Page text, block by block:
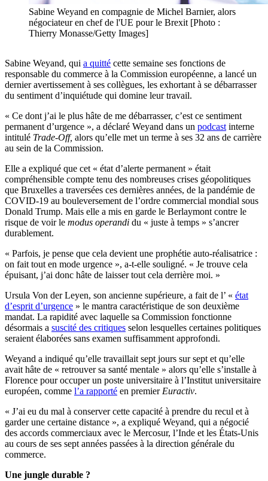
Sabine Weyand en compagnie de Michel Barnier, alors
négociateur en chef de l'UE pour le Brexit [Photo :
Thierry Monasse/Getty Images]
Sabine Weyand, qui a quitté cette semaine ses fonctions de
responsable du commerce à la Commission européenne, a lancé un
dernier avertissement à ses collègues, les exhortant à se débarrasser
du sentiment d’inquiétude qui domine leur travail.
« Ce dont j’ai le plus hâte de me débarrasser, c’est ce sentiment
permanent d’urgence », a déclaré Weyand dans un podcast interne
intitulé Trade-Off, alors qu’elle met un terme à ses 32 ans de carrière
au sein de la Commission.
Elle a expliqué que cet « état d’alerte permanent » était
compréhensible compte tenu des nombreuses crises géopolitiques
que Bruxelles a traversées ces dernières années, de la pandémie de
COVID-19 au bouleversement de l’ordre commercial mondial sous
Donald Trump. Mais elle a mis en garde le Berlaymont contre le
risque de voir le modus operandi du « juste à temps » s’ancrer
durablement.
« Parfois, je pense que cela devient une prophétie auto-réalisatrice :
on fait tout en mode urgence », a-t-elle souligné. « Je trouve cela
épuisant, j’ai donc hâte de laisser tout cela derrière moi. »
Ursula Von der Leyen, son ancienne supérieure, a fait de l’ « état
d’esprit d’urgence » le mantra caractéristique de son deuxième
mandat. La rapidité avec laquelle sa Commission fonctionne
désormais a suscité des critiques selon lesquelles certaines politiques
seraient élaborées sans examen suffisamment approfondi.
Weyand a indiqué qu’elle travaillait sept jours sur sept et qu’elle
avait hâte de « retrouver sa santé mentale » alors qu’elle s’installe à
Florence pour occuper un poste universitaire à l’Institut universitaire
européen, comme l’a rapporté en premier Euractiv.
« J’ai eu du mal à conserver cette capacité à prendre du recul et à
garder une certaine distance », a expliqué Weyand, qui a négocié
des accords commerciaux avec le Mercosur, l’Inde et les États-Unis
au cours de ses sept années passées à la direction générale du
commerce.
Une jungle durable ?